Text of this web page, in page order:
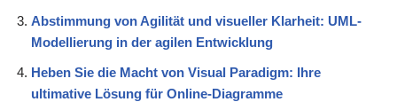
Abstimmung von Agilität und visueller Klarheit: UML-
Modellierung in der agilen Entwicklung
Heben Sie die Macht von Visual Paradigm: Ihre
ultimative Lösung für Online-Diagramme